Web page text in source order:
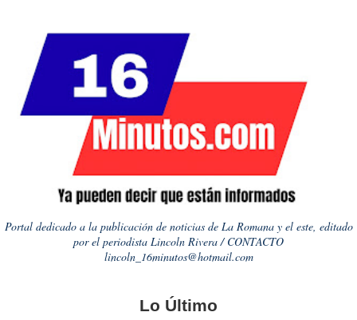
Portal dedicado a la publicación de noticias de La Romana y el este, editado
por el periodista Lincoln Rivera / CONTACTO
lincoln_16minutos@hotmail.com
Lo Último